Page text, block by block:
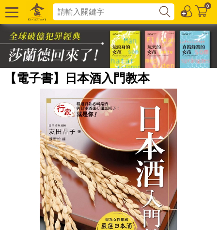
0
【電子書】日本酒入門教本